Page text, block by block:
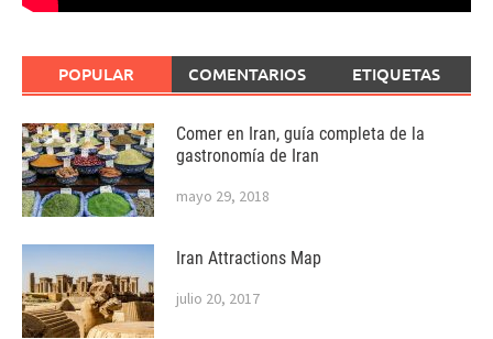
POPULAR COMENTARIOS ETIQUETAS
Comer en Iran, guía completa de la
gastronomía de Iran
mayo 29, 2018
Iran Attractions Map
julio 20, 2017